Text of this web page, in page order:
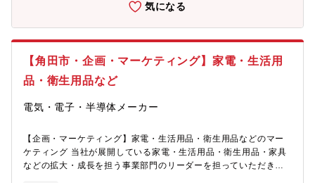
社オーヤマ（宮城県仙台市青葉区中央2-1-7）に出向になります。
論する新商品開発会議が行われます。同社の扱う15,000商品は全
Reasonable、品質はGood。そのうち3点のバランスのとれた商
品だけが市場に送り出されます。会議には商品開発に関わるあら
な商品化に繋げています。■同社の特徴：同社は「LED照明（法
カテゴリに分かれた事業部組織が作られています。それぞれの事
業部に商品開発から店舗導入まで行う部署があり、年間1,000アイ
テム以上の新商品をつくりだしています。
気になる
【角田市・企画・マーケティング】家電・生活用
品・衛生用品など
電気・電子・半導体メーカー
【企画・マーケティング】家電・生活用品・衛生用品などのマー
ケティング 当社が展開している家電・生活用品・衛生用品・家具
などの拡大・成長を担う事業部門のリーダーを担っていただきま